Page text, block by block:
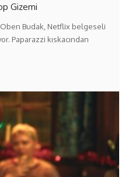
Gizemi
Oben Budak, Netflix belgeseli
Paparazzi kıskacından